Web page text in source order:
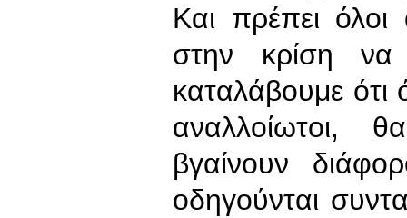
Και πρέπει
στην κρίση
καταλάβουμε ότι
αναλλοίωτοι,
βγαίνουν
οδηγούνται